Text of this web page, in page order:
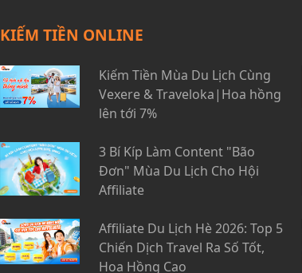
KIẾM TIỀN ONLINE
Kiếm Tiền Mùa Du Lịch Cùng
Vexere & Traveloka|Hoa hồng
lên tới 7%
3 Bí Kíp Làm Content "Bão
Đơn" Mùa Du Lịch Cho Hội
Affiliate
Affiliate Du Lịch Hè 2026: Top 5
Chiến Dịch Travel Ra Số Tốt,
Hoa Hồng Cao